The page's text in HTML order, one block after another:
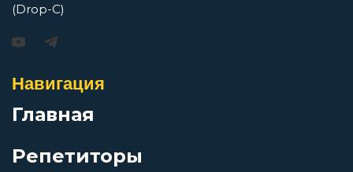
За невинно убиенных
Заратустра
гитары
Перейти
(Drop-C)
Навигация
Главная
Репетиторы